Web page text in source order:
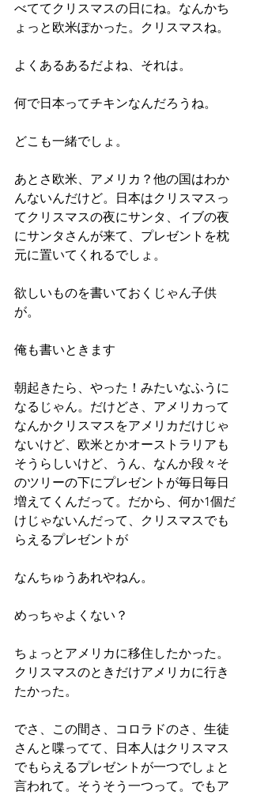
べててクリスマスの日にね。なんかち
ょっと欧米ぽかった。クリスマスね。
よくあるあるだよね、それは。
何で日本ってチキンなんだろうね。
どこも一緒でしょ。
あとさ欧米、アメリカ？他の国はわか
んないんだけど。日本はクリスマスっ
てクリスマスの夜にサンタ、イブの夜
にサンタさんが来て、プレゼントを枕
元に置いてくれるでしょ。
欲しいものを書いておくじゃん子供
が。
俺も書いときます
朝起きたら、やった！みたいなふうに
なるじゃん。だけどさ、アメリカって
なんかクリスマスをアメリカだけじゃ
ないけど、欧米とかオーストラリアも
そうらしいけど、うん、なんか段々そ
のツリーの下にプレゼントが毎日毎日
増えてくんだって。だから、何か1個だ
けじゃないんだって、クリスマスでも
らえるプレゼントが
なんちゅうあれやねん。
めっちゃよくない？
ちょっとアメリカに移住したかった。
クリスマスのときだけアメリカに行き
たかった。
でさ、この間さ、コロラドのさ、生徒
さんと喋ってて、日本人はクリスマス
でもらえるプレゼントが一つでしょと
言われて。そうそう一つって。でもア